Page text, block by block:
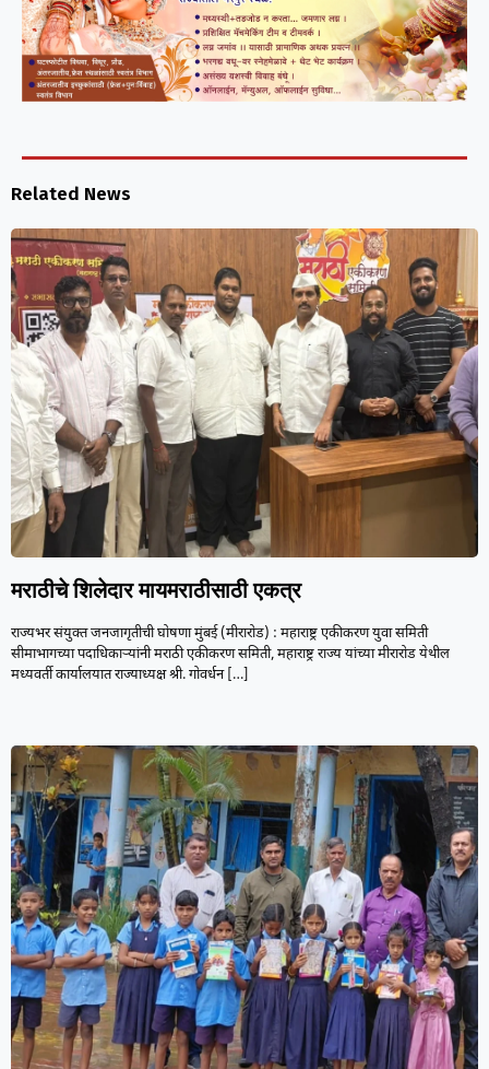
Related News
मराठीचे शिलेदार मायमराठीसाठी एकत्र
राज्यभर संयुक्त जनजागृतीची घोषणा मुंबई (मीरारोड) : महाराष्ट्र एकीकरण युवा समिती
सीमाभागच्या पदाधिकाऱ्यांनी मराठी एकीकरण समिती, महाराष्ट्र राज्य यांच्या मीरारोड येथील
मध्यवर्ती कार्यालयात राज्याध्यक्ष श्री. गोवर्धन[…]